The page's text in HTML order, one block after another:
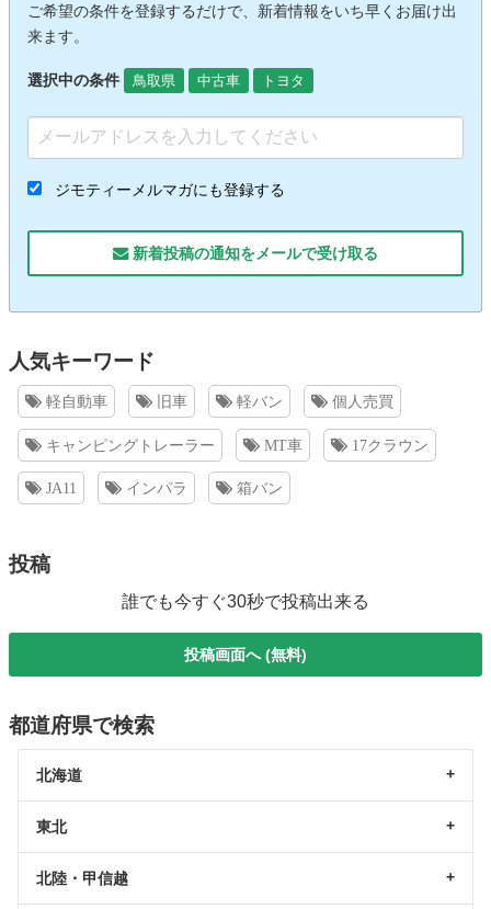
ご希望の条件を登録するだけで、新着情報をいち早くお届け出
来ます。
選択中の条件 鳥取県 中古車 トヨタ
ジモティーメルマガにも登録する
新着投稿の通知をメールで受け取る
人気キーワード
軽自動車 旧車 軽バン 個人売買
キャンピングトレーラー MT車 17クラウン
JA11 インパラ 箱バン
投稿
誰でも今すぐ30秒で投稿出来る
投稿画面へ (無料)
都道府県で検索
北海道
東北
北陸・甲信越